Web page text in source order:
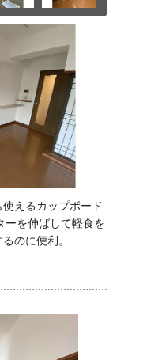
えるカップボード
ーを伸ばして軽食を
のに便利。